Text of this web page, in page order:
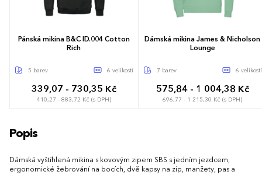
Pánská mikina B&C ID.004 Cotton
Rich
5 barev 6 velikostí
339,07 - 730,35 Kč
410,27 - 883,72 Kč (s DPH)
S
Dámská mikina James & Nicholson
Lounge
7 barev 6 velikostí
575,84 - 1 004,38 Kč
696,77 - 1 215,30 Kč (s DPH)
Popis
Dámská vyštíhlená mikina s kovovým zipem SBS s jedním jezdcem,
ergonomické žebrování na bocích, dvě kapsy na zip, manžety, pas a